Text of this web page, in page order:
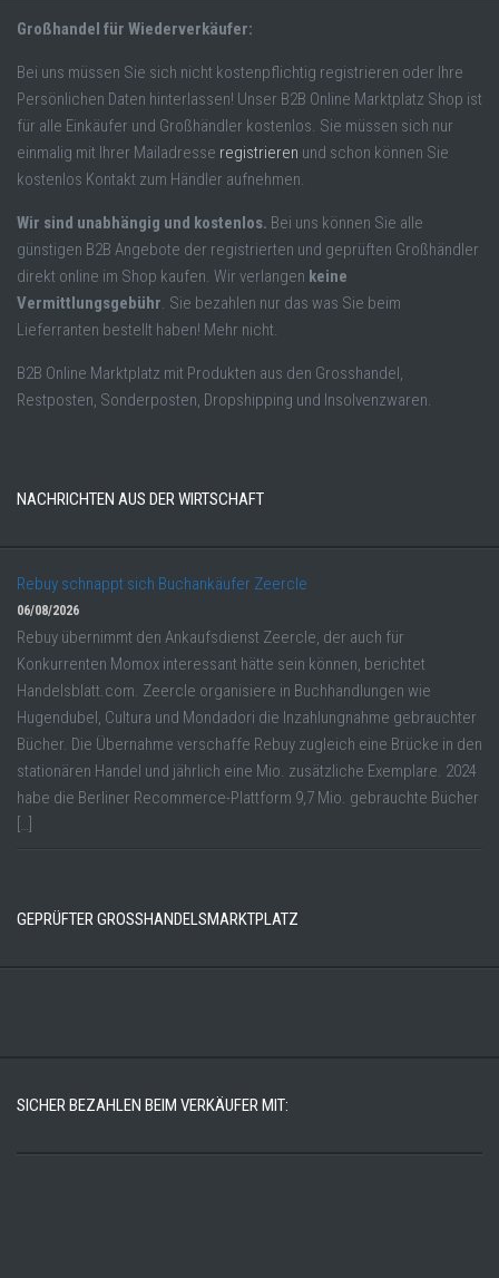
Großhandel für Wiederverkäufer:
Bei uns müssen Sie sich nicht kostenpflichtig registrieren oder Ihre
Persönlichen Daten hinterlassen! Unser B2B Online Marktplatz Shop ist
für alle Einkäufer und Großhändler kostenlos. Sie müssen sich nur
einmalig mit Ihrer Mailadresse registrieren und schon können Sie
kostenlos Kontakt zum Händler aufnehmen.
Wir sind unabhängig und kostenlos. Bei uns können Sie alle
günstigen B2B Angebote der registrierten und geprüften Großhändler
direkt online im Shop kaufen. Wir verlangen keine
Vermittlungsgebühr. Sie bezahlen nur das was Sie beim
Lieferranten bestellt haben! Mehr nicht.
B2B Online Marktplatz mit Produkten aus den Grosshandel,
Restposten, Sonderposten, Dropshipping und Insolvenzwaren.
NACHRICHTEN AUS DER WIRTSCHAFT
Rebuy schnappt sich Buchankäufer Zeercle
06/08/2026
Rebuy übernimmt den Ankaufsdienst Zeercle, der auch für
Konkurrenten Momox interessant hätte sein können, berichtet
Handelsblatt.com. Zeercle organisiere in Buchhandlungen wie
Hugendubel, Cultura und Mondadori die Inzahlungnahme gebrauchter
Bücher. Die Übernahme verschaffe Rebuy zugleich eine Brücke in den
stationären Handel und jährlich eine Mio. zusätzliche Exemplare. 2024
habe die Berliner Recommerce-Plattform 9,7 Mio. gebrauchte Bücher
[…]
GEPRÜFTER GROSSHANDELSMARKTPLATZ
SICHER BEZAHLEN BEIM VERKÄUFER MIT: